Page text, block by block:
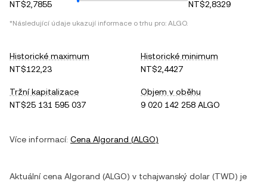
NT$2,7855
NT$2,8329
*Následující údaje ukazují informace o trhu pro: ALGO.
Historické maximum
NT$122,23
Historické minimum
NT$2,4427
Tržní kapitalizace
NT$25 131 595 037
Objem v oběhu
9 020 142 258 ALGO
Více informací: Cena Algorand (ALGO)
Aktuální cena Algorand (ALGO) v tchajwanský dolar (TWD) je